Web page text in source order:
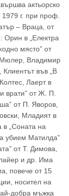
актьорско
г. при проф.
– Враца, от
Орин в „Електра
място” от
Мюлер, Владимир
във „В
Лаерт в
врати” от Ж. П.
от П. Яворов,
Младият в
в „Соната на
убием Матилда”
от Т. Димова,
и др. Има
повече от 15
носител на
добра мъжка